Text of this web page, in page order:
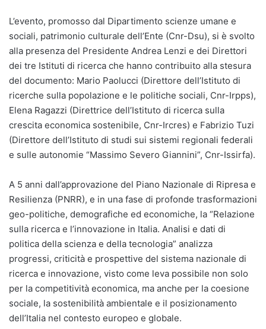
L’evento, promosso dal Dipartimento scienze umane e
sociali, patrimonio culturale dell’Ente (Cnr-Dsu), si è svolto
alla presenza del Presidente Andrea Lenzi e dei Direttori
dei tre Istituti di ricerca che hanno contribuito alla stesura
del documento: Mario Paolucci (Direttore dell’Istituto di
ricerche sulla popolazione e le politiche sociali, Cnr-Irpps),
Elena Ragazzi (Direttrice dell’Istituto di ricerca sulla
crescita economica sostenibile, Cnr-Ircres) e Fabrizio Tuzi
(Direttore dell’Istituto di studi sui sistemi regionali federali
e sulle autonomie “Massimo Severo Giannini”, Cnr-Issirfa).
A 5 anni dall’approvazione del Piano Nazionale di Ripresa e
Resilienza (PNRR), e in una fase di profonde trasformazioni
geo-politiche, demografiche ed economiche, la “Relazione
sulla ricerca e l’innovazione in Italia. Analisi e dati di
politica della scienza e della tecnologia” analizza
progressi, criticità e prospettive del sistema nazionale di
ricerca e innovazione, visto come leva possibile non solo
per la competitività economica, ma anche per la coesione
sociale, la sostenibilità ambientale e il posizionamento
dell’Italia nel contesto europeo e globale.